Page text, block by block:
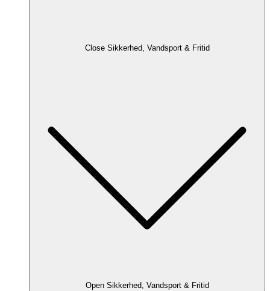
Close Sikkerhed, Vandsport & Fritid
Open Sikkerhed, Vandsport & Fritid